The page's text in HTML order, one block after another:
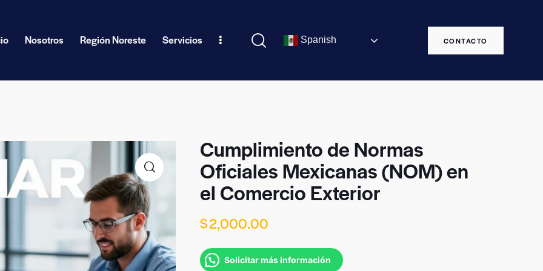
Nosotros Región Noreste Servicios Spanish CONTACTO
Cumplimiento de Normas
Oficiales Mexicanas (NOM) en
el Comercio Exterior
$2,000.00
Solicitar más información